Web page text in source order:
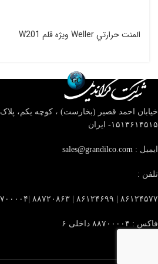
المنت حرارتي Weller ويژه قلم W201
خیابان احمد قصیر (بخارست) ، کوچه یکم، پلاک ۱۲ ، واحد ۴
۱۵۱۳۶۱۴۵۱۵- ایران
ایمیل : sales@grandilco.com
تلفن :
۸۶۱۲۴۵۷۷ | ۸۶۱۲۴۶۹۹ | ۸۸۷۲۰۸۶۳ |۸۸۷۰۰۰۰۴
فاکس : ۸۸۷۰۰۰۰۴ داخلی ۶